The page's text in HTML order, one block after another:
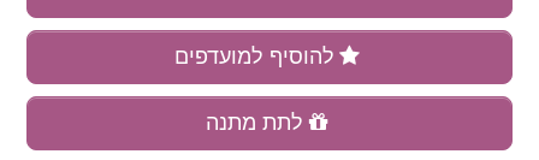
להוסיף למועדפים
לתת מתנה